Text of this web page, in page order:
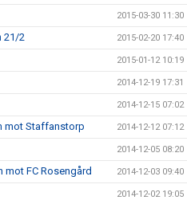
2015-03-30 11:30
21/2 2015-02-20 17:40
2015-01-12 10:19
2014-12-19 17:31
2014-12-15 07:02
mot Staffanstorp 2014-12-12 07:12
2014-12-05 08:20
FC Rosengård 2014-12-03 09:40
2014-12-02 19:05